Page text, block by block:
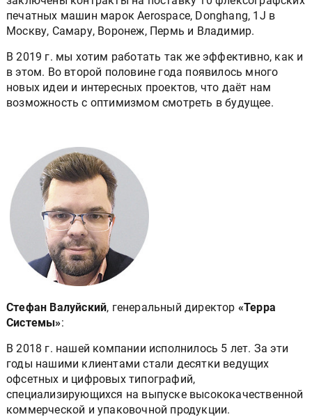
печатных машин марок Aerospace, Donghang, 1J в
Москву, Самару, Воронеж, Пермь и Владимир.
В 2019 г. мы хотим работать так же эффективно, как и
в этом. Во второй половине года появилось много
новых идеи и интересных проектов, что даёт нам
возможность с оптимизмом смотреть в будущее.
Стефан Валуйский, генеральный директор «Терра
Системы»:
В 2018 г. нашей компании исполнилось 5 лет. За эти
годы нашими клиентами стали десятки ведущих
офсетных и цифровых типографий,
специализирующихся на выпуске высококачественной
коммерческой и упаковочной продукции.